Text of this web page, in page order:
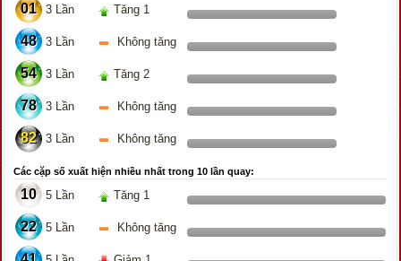
01 3 Lần Tăng 1
48 3 Lần Không tăng
54 3 Lần Tăng 2
78 3 Lần Không tăng
82 3 Lần Không tăng
Các cặp số xuất hiện nhiều nhất trong 10 lần quay:
10 5 Lần Tăng 1
22 5 Lần Không tăng